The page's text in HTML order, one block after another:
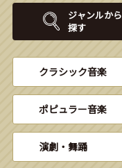
ジャンルから
探す
クラシック音楽
ポピュラー音楽
演劇・舞踊